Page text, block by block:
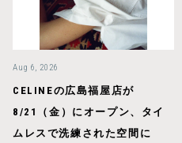
Aug 6, 2026
CELINEの広島福屋店が
8/21（金）にオープン、タイ
ムレスで洗練された空間に